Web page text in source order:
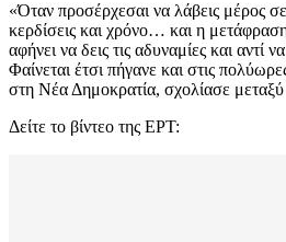
«Όταν προσέρχεσαι να λάβεις μέρος
κερδίσεις και χρόνο… και η
αφήνει να δεις τις αδυναμίες και
Φαίνεται έτσι πήγανε και στις
στη Νέα Δημοκρατία, σχολίασε μεταξύ
Δείτε το βίντεο της ΕΡΤ: